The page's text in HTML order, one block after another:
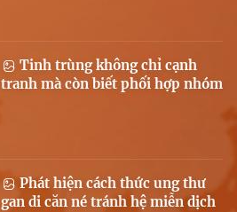
Tinh trùng không chỉ cạnh
tranh mà còn biết phối hợp nhóm
Phát hiện cách thức ung thư
gan di căn né tránh hệ miễn dịch